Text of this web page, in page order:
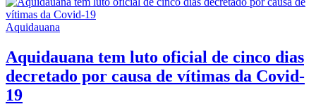
Aquidauana
Aquidauana tem luto oficial de cinco dias
decretado por causa de vítimas da Covid-
19